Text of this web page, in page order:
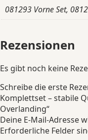
081293 Vorne Set,
Rezensionen
Es gibt noch keine
Schreibe die erste
Komplettset – stabile
Overlanding“
Deine E-Mail-Adresse
Erforderliche Felder